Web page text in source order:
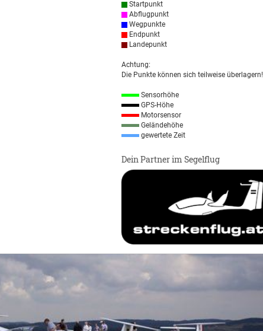
Startpunkt
Abflugpunkt
Wegpunkte
Endpunkt
Landepunkt
Achtung:
Die Punkte können sich teilweise überlagern!
Sensorhöhe
GPS-Höhe
Motorsensor
Geländehöhe
gewertete Zeit
Dein Partner im Segelflug